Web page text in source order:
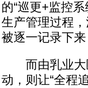
的“巡更+监控
生产管理过程
被逐一记录下来
而由乳业大区
动，则让“全程